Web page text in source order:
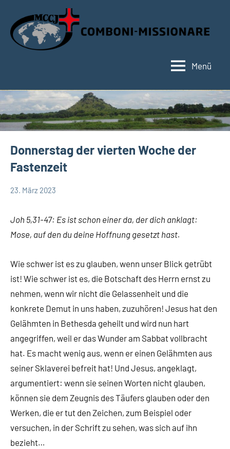
Inhalt
springen
Menü
Donnerstag der vierten Woche der
Fastenzeit
23. März 2023
Joh 5,31-47: Es ist schon einer da, der dich anklagt:
Mose, auf den du deine Hoffnung gesetzt hast.
Wie schwer ist es zu glauben, wenn unser Blick getrübt
ist! Wie schwer ist es, die Botschaft des Herrn ernst zu
nehmen, wenn wir nicht die Gelassenheit und die
konkrete Demut in uns haben, zuzuhören! Jesus hat den
Gelähmten in Bethesda geheilt und wird nun hart
angegriffen, weil er das Wunder am Sabbat vollbracht
hat. Es macht wenig aus, wenn er einen Gelähmten aus
seiner Sklaverei befreit hat! Und Jesus, angeklagt,
argumentiert: wenn sie seinen Worten nicht glauben,
können sie dem Zeugnis des Täufers glauben oder den
Werken, die er tut den Zeichen, zum Beispiel oder
versuchen, in der Schrift zu sehen, was sich auf ihn
bezieht…